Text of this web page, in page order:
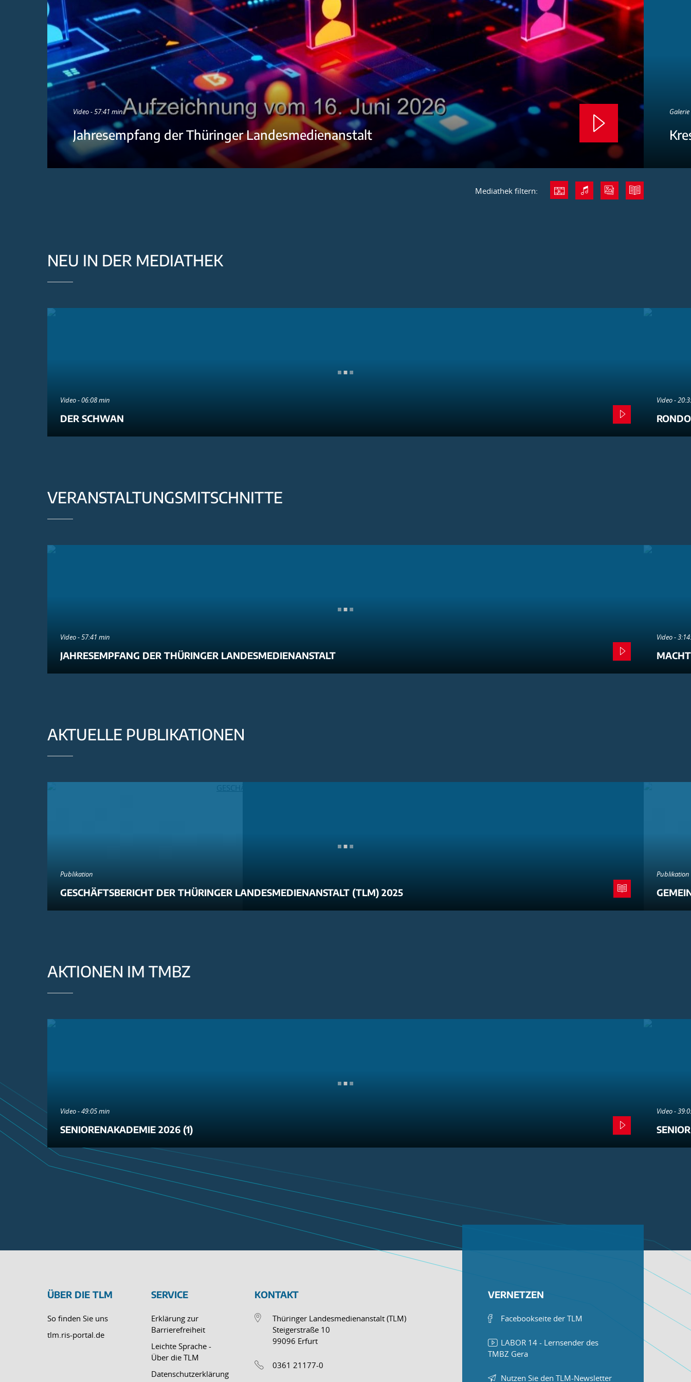
Video - 57:41 min
Jahresempfang der Thüringer Landesmedienanstalt
Mediathek filtern:
NEU IN DER MEDIATHEK
Video - 06:08 min
DER SCHWAN
Video -
VERANSTALTUNGSMITSCHNITTE
Video - 57:41 min
JAHRESEMPFANG DER THÜRINGER LANDESMEDIENANSTALT
Video -
AKTUELLE PUBLIKATIONEN
Publikation
GESCHÄFTSBERICHT DER THÜRINGER LANDESMEDIENANSTALT (TLM) 2025
Publikation
AKTIONEN IM TMBZ
Video - 49:05 min
SENIORENAKADEMIE 2026 (1)
Video -
ÜBER DIE TLM
So finden Sie uns
tlm.ris-portal.de
SERVICE
Erklärung zur
Barrierefreiheit
Leichte Sprache -
Über die TLM
Datenschutzerklärung
KONTAKT
Thüringer Landesmedienanstalt (TLM)
Steigerstraße 10
99096 Erfurt
0361 21177-0
VERNETZEN
Facebookseite der TLM
LABOR 14 - Lernsender des
TMBZ Gera
Nutzen Sie den TLM-Newsletter